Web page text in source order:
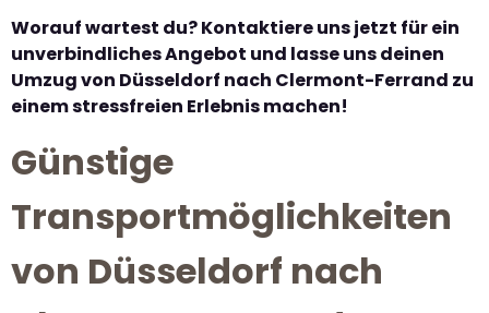
Worauf wartest du? Kontaktiere uns jetzt für ein
unverbindliches Angebot und lasse uns deinen
Umzug von Düsseldorf nach Clermont-Ferrand zu
einem stressfreien Erlebnis machen!
Günstige
Transportmöglichkeiten
von Düsseldorf nach